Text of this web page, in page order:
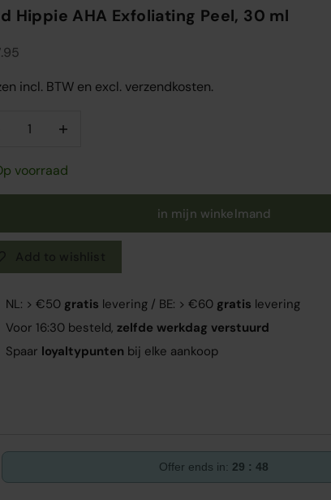
Hippie AHA Exfoliating Peel, 30 ml
incl. BTW en excl. verzendkosten.
verlagen
voorraad
in mijn winkelmand
NL: > €50 gratis levering / BE: > €60 gratis levering
Voor 16:30 besteld, zelfde werkdag verstuurd
Spaar loyaltypunten bij elke aankoop
Offer ends in: 29 : 47